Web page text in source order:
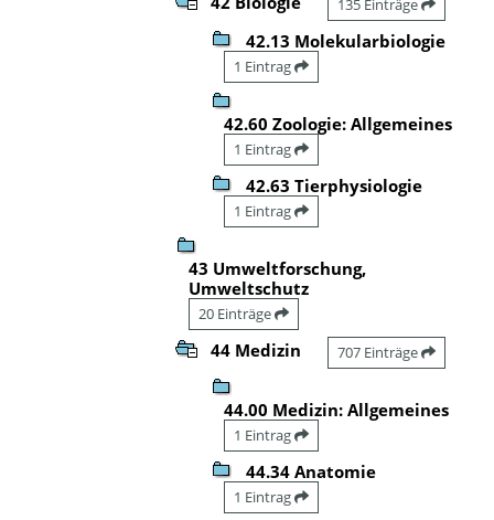
135 Einträge
42.13 Molekularbiologie
1 Eintrag
42.60 Zoologie: Allgemeines
1 Eintrag
42.63 Tierphysiologie
1 Eintrag
43 Umweltforschung,
Umweltschutz
20 Einträge
44 Medizin 707 Einträge
44.00 Medizin: Allgemeines
1 Eintrag
44.34 Anatomie
1 Eintrag